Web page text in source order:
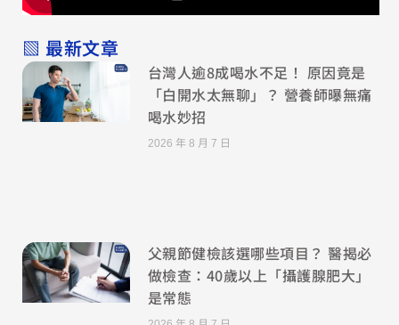
▧ 最新文章
台灣人逾8成喝水不足！ 原因竟是
「白開水太無聊」？ 營養師曝無痛
喝水妙招
2026 年 8 月 7 日
父親節健檢該選哪些項目？ 醫揭必
做檢查：40歲以上「攝護腺肥大」
是常態